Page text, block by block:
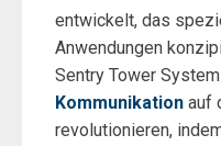
entwickelt, das
Anwendungen
Sentry Tower
Kommunikation auf
revolutionieren,